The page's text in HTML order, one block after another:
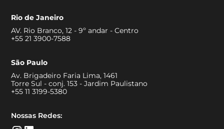
Rio de Janeiro
AV. Rio Branco, 12 - 9º andar - Centro
+55 21 3900-7588
São Paulo
Av. Brigadeiro Faria Lima, 1461
Torre Sul - conj. 153 - Jardim Paulistano
+55 11 3199-5380
Nossas Redes: